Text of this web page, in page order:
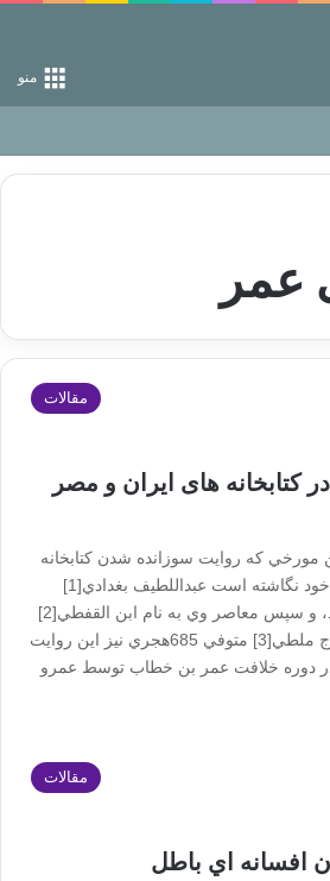
منو
دوری وکناره‌گیری از راه خداست‌!
عمر
مقالات
کتابخانه های ایران و مصر
مورخي كه روايت سوزانده شدن كتابخانه
اسكندريه مصر را در كتاب خود نگاشته است عبداللطيف بغدادي[1]
متوفي 629هجري مي باشد، و سپس معاصر وي به نام ابن القفطي[2]
متوفي646 هجري و ابوالفرج ملطي[3] متوفي 685هجري نيز اين روايت
در دوره خلافت عمر بن خطاب توسط عمرو
مقالات
افسانه اي باطل